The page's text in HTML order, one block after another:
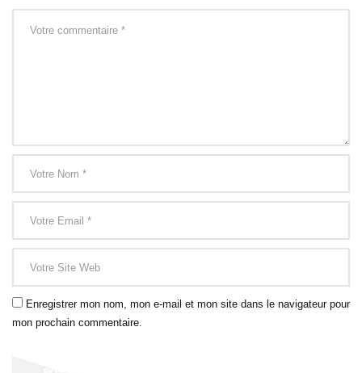
Enregistrer mon nom, mon e-mail et mon site dans le navigateur pour
mon prochain commentaire.